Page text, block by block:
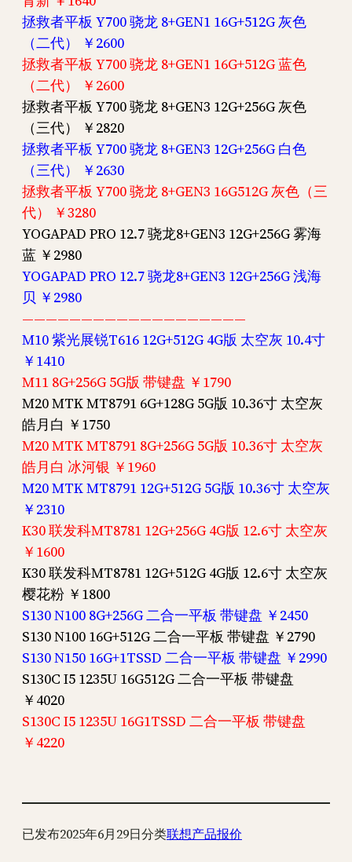
拯救者平板 Y700 骁龙 8+GEN1 16G+512G 灰色
（二代） ￥2600
拯救者平板 Y700 骁龙 8+GEN1 16G+512G 蓝色
（二代） ￥2600
拯救者平板 Y700 骁龙 8+GEN3 12G+256G 灰色
（三代） ￥2820
拯救者平板 Y700 骁龙 8+GEN3 12G+256G 白色
（三代） ￥2630
拯救者平板 Y700 骁龙 8+GEN3 16G512G 灰色（三
代） ￥3280
YOGAPAD PRO 12.7 骁龙8+GEN3 12G+256G 雾海
蓝 ￥2980
YOGAPAD PRO 12.7 骁龙8+GEN3 12G+256G 浅海
贝 ￥2980
———————————————————
M10 紫光展锐T616 12G+512G 4G版 太空灰 10.4寸
￥1410
M11 8G+256G 5G版 带键盘 ￥1790
M20 MTK MT8791 6G+128G 5G版 10.36寸 太空灰
皓月白 ￥1750
M20 MTK MT8791 8G+256G 5G版 10.36寸 太空灰
皓月白 冰河银 ￥1960
M20 MTK MT8791 12G+512G 5G版 10.36寸 太空灰
￥2310
K30 联发科MT8781 12G+256G 4G版 12.6寸 太空灰
￥1600
K30 联发科MT8781 12G+512G 4G版 12.6寸 太空灰
樱花粉 ￥1800
S130 N100 8G+256G 二合一平板 带键盘 ￥2450
S130 N100 16G+512G 二合一平板 带键盘 ￥2790
S130 N150 16G+1TSSD 二合一平板 带键盘 ￥2990
S130C I5 1235U 16G512G 二合一平板 带键盘
￥4020
S130C I5 1235U 16G1TSSD 二合一平板 带键盘
￥4220
已发布2025年6月29日分类联想产品报价